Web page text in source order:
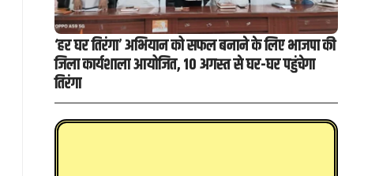
‘हर घर तिरंगा’ अभियान को सफल बनाने के लिए भाजपा की
जिला कार्यशाला आयोजित, 10 अगस्त से घर-घर पहुंचेगा
तिरंगा